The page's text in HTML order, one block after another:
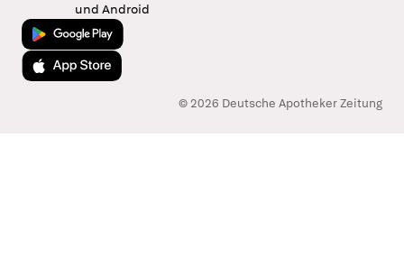
und Android
Jetzt bei Google Play
Laden im App Store
© 2026 Deutsche Apotheker Zeitung